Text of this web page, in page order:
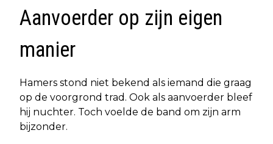
Aanvoerder op zijn eigen
manier
Hamers stond niet bekend als iemand die graag
op de voorgrond trad. Ook als aanvoerder bleef
hij nuchter. Toch voelde de band om zijn arm
bijzonder.